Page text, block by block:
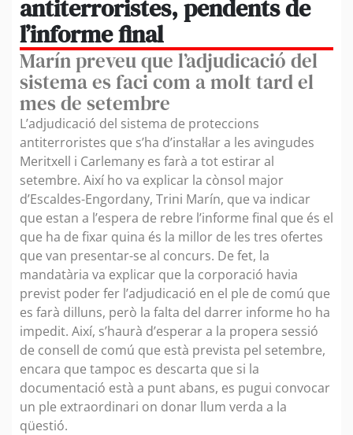
antiterroristes, pendents de
l’informe final
Marín preveu que l’adjudicació del
sistema es faci com a molt tard el
mes de setembre
L’adjudicació del sistema de proteccions
antiterroristes que s’ha d’instal·lar a les avingudes
Meritxell i Carlemany es farà a tot estirar al
setembre. Així ho va explicar la cònsol major
d’Escaldes-Engordany, Trini Marín, que va indicar
que estan a l’espera de rebre l’informe final que és el
que ha de fixar quina és la millor de les tres ofertes
que van presentar-se al concurs. De fet, la
mandatària va explicar que la corporació havia
previst poder fer l’adjudicació en el ple de comú que
es farà dilluns, però la falta del darrer informe ho ha
impedit. Així, s’haurà d’esperar a la propera sessió
de consell de comú que està prevista pel setembre,
encara que tampoc es descarta que si la
documentació està a punt abans, es pugui convocar
un ple extraordinari on donar llum verda a la
qüestió.